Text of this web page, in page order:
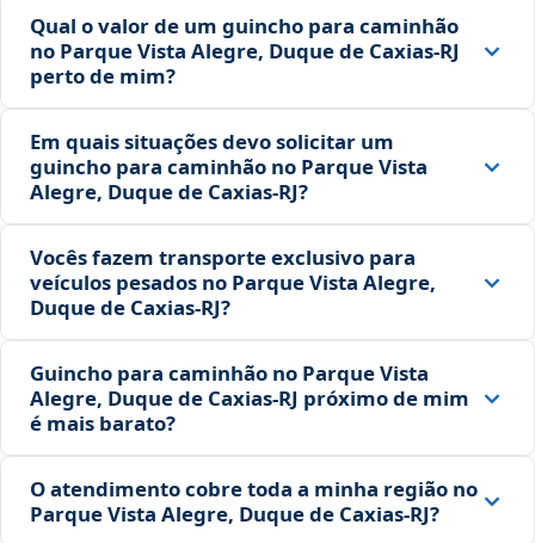
Qual o valor de um guincho para caminhão
no Parque Vista Alegre, Duque de Caxias‑RJ
perto de mim?
Em quais situações devo solicitar um
guincho para caminhão no Parque Vista
Alegre, Duque de Caxias‑RJ?
Vocês fazem transporte exclusivo para
veículos pesados no Parque Vista Alegre,
Duque de Caxias‑RJ?
Guincho para caminhão no Parque Vista
Alegre, Duque de Caxias‑RJ próximo de mim
é mais barato?
O atendimento cobre toda a minha região no
Parque Vista Alegre, Duque de Caxias‑RJ?